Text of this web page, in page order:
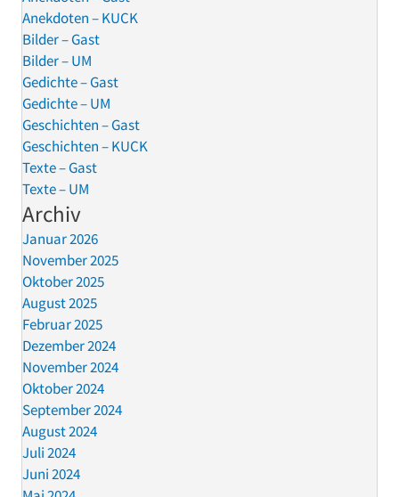
Anekdoten – KUCK
Bilder – Gast
Bilder – UM
Gedichte – Gast
Gedichte – UM
Geschichten – Gast
Geschichten – KUCK
Texte – Gast
Texte – UM
Archiv
Januar 2026
November 2025
Oktober 2025
August 2025
Februar 2025
Dezember 2024
November 2024
Oktober 2024
September 2024
August 2024
Juli 2024
Juni 2024